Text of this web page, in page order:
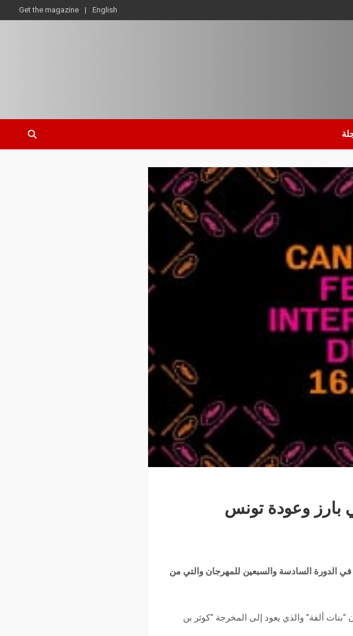
English
Get the magazine
حضور عربي بارز وعودة تونس
في الدورة السادسة والسبعين للمهرجان والتي من
ألفة” والذي يعود إلى المخرجة “كوثر بن